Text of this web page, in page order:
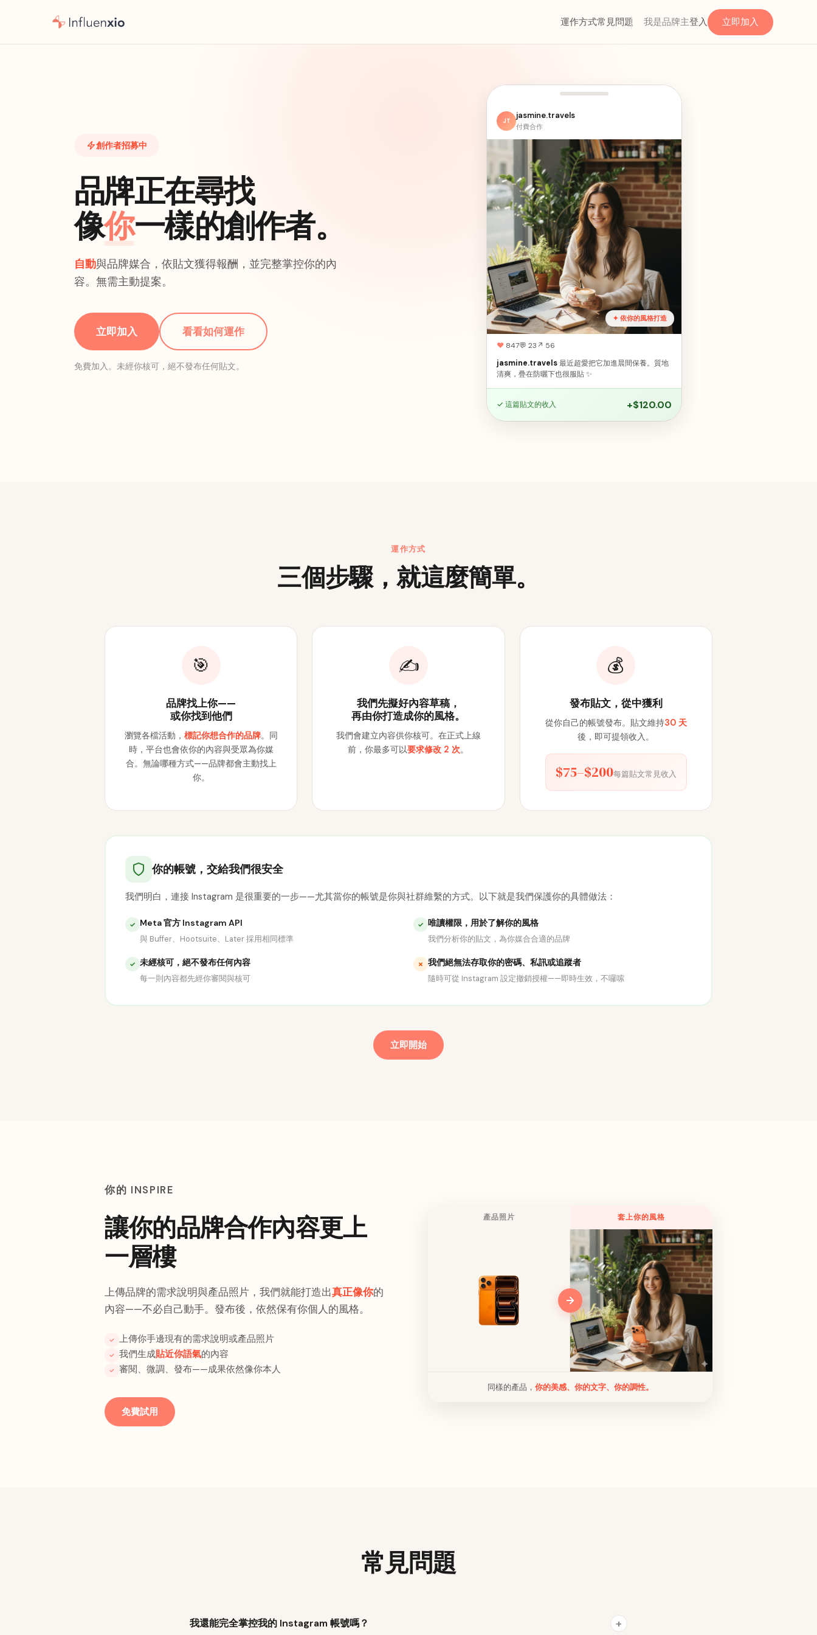
運作方式常見問題 我是品牌主登入 立即加入
創作者招募中
品牌正在尋找
像你一樣的創作者。
自動與品牌媒合，依貼文獲得報酬，並完整掌控你的內
容。無需主動提案。
立即加入 看看如何運作
免費加入。未經你核可，絕不發布任何貼文。
JT
jasmine.travels
付費合作
✦ 依你的風格打造
♥ 847💬 23↗ 56
jasmine.travels最近超愛把它加進晨間保養。質地
清爽，疊在防曬下也很服貼 ✨
✓ 這篇貼文的收入 +$120.00
運作方式
三個步驟，就這麼簡單。
🎯
品牌找上你——
或你找到他們
瀏覽各檔活動， 標記你想合作的品牌。同
時，平台也會依你的內容與受眾為你媒
合。無論哪種方式——品牌都會主動找上
你。
✍️
我們先擬好內容草稿，
再由你打造成你的風格。
我們會建立內容供你核可。在正式上線
前，你最多可以要求修改 2 次。
💰
發布貼文，從中獲利
從你自己的帳號發布。貼文維持30 天
後，即可提領收入。
$75–$200每篇貼文常見收入
你的帳號，交給我們很安全
我們明白，連接 Instagram 是很重要的一步——尤其當你的帳號是你與社群維繫的方式。以下就是我們保護你的具體做法：
✓ Meta 官方 Instagram API
與 Buffer、Hootsuite、Later 採用相同標準
✓ 唯讀權限，用於了解你的風格
我們分析你的貼文，為你媒合合適的品牌
✓ 未經核可，絕不發布任何內容
每一則內容都先經你審閱與核可
✗ 我們絕無法存取你的密碼、私訊或追蹤者
隨時可從 Instagram 設定撤銷授權——即時生效，不囉嗦
立即開始
你的 INSPIRE
讓你的品牌合作內容更上
一層樓
上傳品牌的需求說明與產品照片，我們就能打造出真正像你的
內容——不必自己動手。發布後，依然保有你個人的風格。
上傳你手邊現有的需求說明或產品照片
我們生成貼近你語氣的內容
審閱、微調、發布——成果依然像你本人
免費試用
產品照片 套上你的風格
同樣的產品， 你的美感、你的文字、你的調性。
常見問題
我還能完全掌控我的 Instagram 帳號嗎？ +